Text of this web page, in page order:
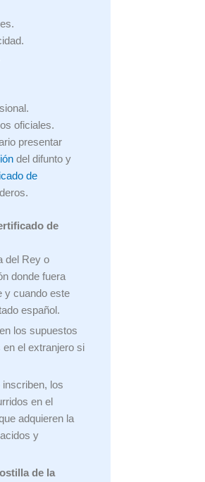
oficiales.
presentar
del difunto y
de
de
del Rey o
donde fuera
y cuando este
español.
los supuestos
el extranjero si
los
en el
adquieren la
y
de la